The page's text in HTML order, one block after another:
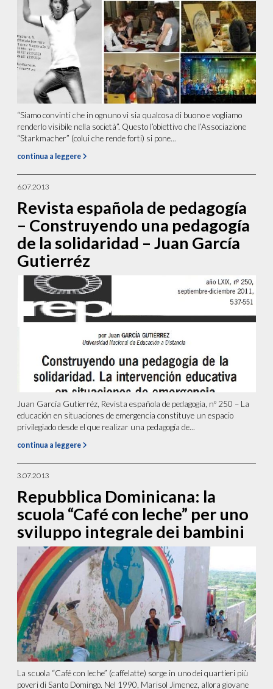
“Siamo convinti che in ognuno vi sia qualcosa di buono e vogliamo
renderlo visibile nella società”. Questo l’obiettivo che l’Associazione
“Starkmacher” (colui che rende forti) si pone...
continua a leggere
6.07.2013
Revista española de pedagogía
– Construyendo una pedagogía
de la solidaridad – Juan García
Gutierréz
Juan García Gutierréz, Revista española de pedagogía, nº 250 – La
educación en situaciones de emergencia constituye un espacio
privilegiado desde el que realizar una pedagogía de...
continua a leggere
3.07.2013
Repubblica Dominicana: la
scuola “Café con leche” per uno
sviluppo integrale dei bambini
La scuola “Café con leche” (caffelatte) sorge in uno dei quartieri più
poveri di Santo Domingo. Nel 1990, Marisol Jimenez, allora giovane